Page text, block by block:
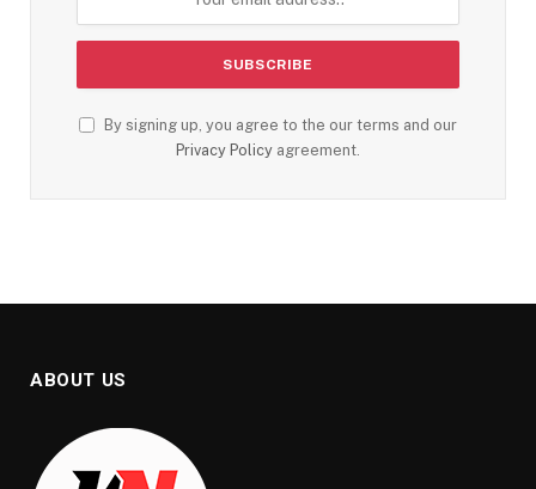
By signing up, you agree to the our terms and our
Privacy Policy agreement.
ABOUT US